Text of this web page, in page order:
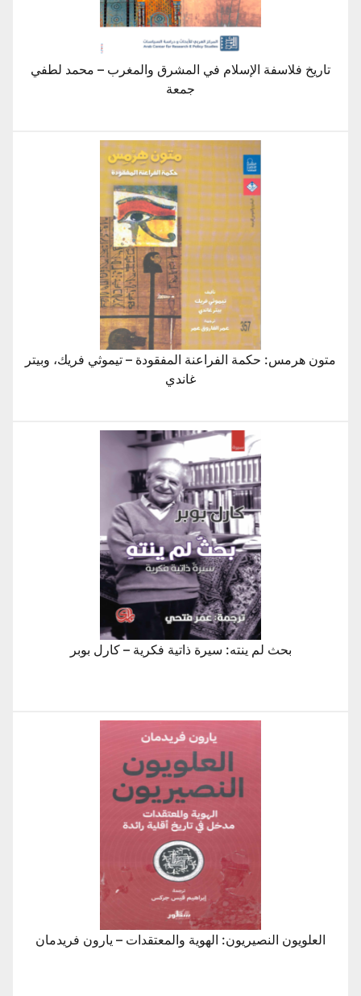
تاريخ فلاسفة الإسلام في المشرق والمغرب – محمد لطفي
جمعة
متون هرمس: حكمة الفراعنة المفقودة – تيموثي فريك، وبيتر
غاندي
بحث لم ينته: سيرة ذاتية فكرية – كارل بوبر
العلويون النصيريون: الهوية والمعتقدات – يارون فريدمان